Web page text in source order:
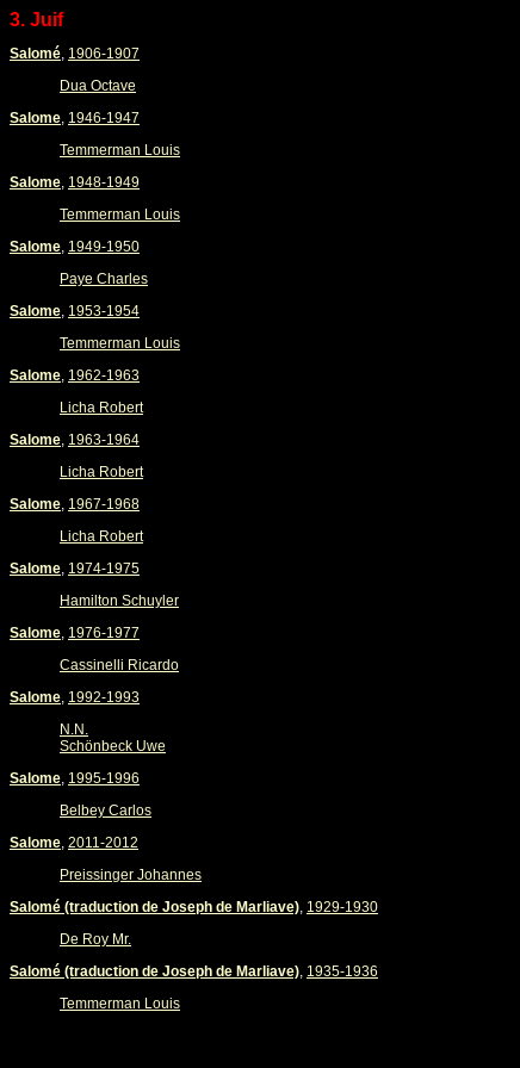
3. Juif
Salomé, 1906-1907
Dua Octave
Salome, 1946-1947
Temmerman Louis
Salome, 1948-1949
Temmerman Louis
Salome, 1949-1950
Paye Charles
Salome, 1953-1954
Temmerman Louis
Salome, 1962-1963
Licha Robert
Salome, 1963-1964
Licha Robert
Salome, 1967-1968
Licha Robert
Salome, 1974-1975
Hamilton Schuyler
Salome, 1976-1977
Cassinelli Ricardo
Salome, 1992-1993
N.N.
Schönbeck Uwe
Salome, 1995-1996
Belbey Carlos
Salome, 2011-2012
Preissinger Johannes
Salomé (traduction de Joseph de Marliave), 1929-1930
De Roy Mr.
Salomé (traduction de Joseph de Marliave), 1935-1936
Temmerman Louis